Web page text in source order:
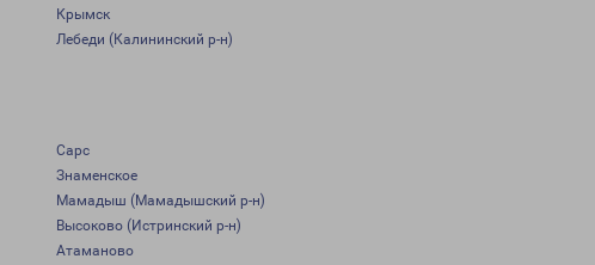
Крымск
Лебеди (Калининский р-н)
Сарс
Знаменское
Мамадыш (Мамадышский р-н)
Высоково (Истринский р-н)
Атаманово